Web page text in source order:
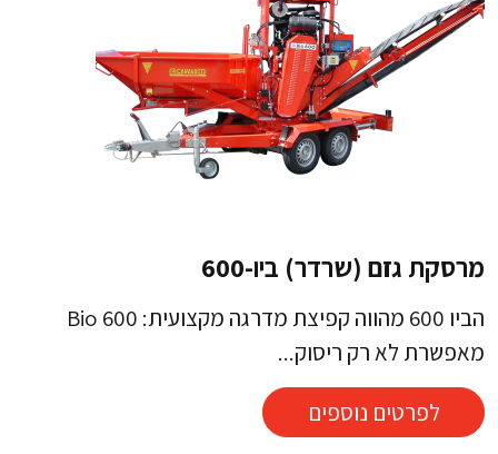
מרסקת גזם (שרדר) ביו-600
הביו 600 מהווה קפיצת מדרגה מקצועית: Bio 600
מאפשרת לא רק ריסוק...
לפרטים נוספים